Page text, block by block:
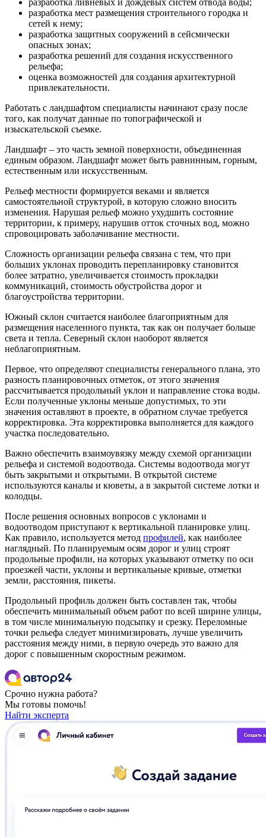
разработка ливневых и дождевых систем отвода воды;
разработка мест размещения строительного городка и
сетей к нему;
разработка защитных сооружений в сейсмически
опасных зонах;
разработка решений для создания искусственного
рельефа;
оценка возможностей для создания архитектурной
привлекательности.
Работать с ландшафтом специалисты начинают сразу после
того, как получат данные по топографической и
изыскательской съемке.
Ландшафт – это часть земной поверхности, объединенная
единым образом. Ландшафт может быть равнинным, горным,
естественным или искусственным.
Рельеф местности формируется веками и является
самостоятельной структурой, в которую сложно вносить
изменения. Нарушая рельеф можно ухудшить состояние
территории, к примеру, нарушив отток сточных вод, можно
спровоцировать заболачивание местности.
Сложность организации рельефа связана с тем, что при
больших уклонах проводить перепланировку становится
более затратно, увеличивается стоимость прокладки
коммуникаций, стоимость обустройства дорог и
благоустройства территории.
Южный склон считается наиболее благоприятным для
размещения населенного пункта, так как он получает больше
света и тепла. Северный склон наоборот является
неблагоприятным.
Первое, что определяют специалисты генерального плана, это
разность планировочных отметок, от этого значения
рассчитывается продольный уклон и направление стока воды.
Если полученные уклоны меньше допустимых, то эти
значения оставляют в проекте, в обратном случае требуется
корректировка. Эта корректировка выполняется для каждого
участка последовательно.
Важно обеспечить взаимоувязку между схемой организации
рельефа и системой водоотвода. Системы водоотвода могут
быть закрытыми и открытыми. В открытой системе
используются каналы и кюветы, а в закрытой системе лотки и
колодцы.
После решения основных вопросов с уклонами и
водоотводом приступают к вертикальной планировке улиц.
Как правило, используется метод профилей, как наиболее
наглядный. По планируемым осям дорог и улиц строят
продольные профили, на которых указывают отметку по оси
проезжей части, уклоны и вертикальные кривые, отметки
земли, расстояния, пикеты.
Продольный профиль должен быть составлен так, чтобы
обеспечить минимальный объем работ по всей ширине улицы,
в том числе минимальную подсыпку и срезку. Переломные
точки рельефа следует минимизировать, лучше увеличить
расстояния между ними, в первую очередь это важно для
дорог с повышенным скоростным режимом.
Срочно нужна работа?
Мы готовы помочь!
Найти эксперта